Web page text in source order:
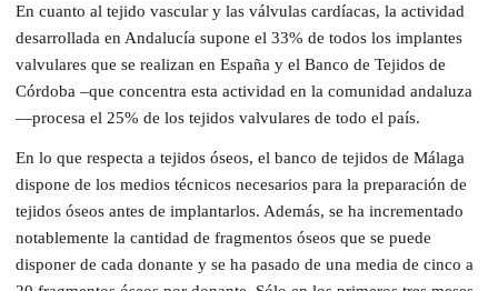
En cuanto al tejido vascular y las válvulas cardíacas, la actividad
desarrollada en Andalucía supone el 33% de todos los implantes
valvulares que se realizan en España y el Banco de Tejidos de
Córdoba –que concentra esta actividad en la comunidad andaluza
—procesa el 25% de los tejidos valvulares de todo el país.
En lo que respecta a tejidos óseos, el banco de tejidos de Málaga
dispone de los medios técnicos necesarios para la preparación de
tejidos óseos antes de implantarlos. Además, se ha incrementado
notablemente la cantidad de fragmentos óseos que se puede
disponer de cada donante y se ha pasado de una media de cinco a